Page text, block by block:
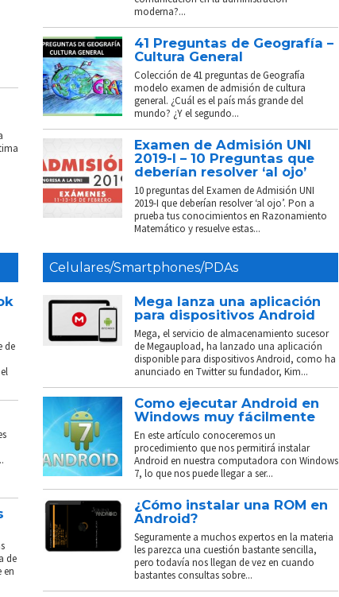
moderna?...
41 Preguntas de Geografía –
Cultura General
Colección de 41 preguntas de Geografía
modelo examen de admisión de cultura
general. ¿Cuál es el país más grande del
mundo? ¿Y el segundo...
Examen de Admisión UNI
2019-I – 10 Preguntas que
deberían resolver ‘al ojo’
10 preguntas del Examen de Admisión UNI
2019-I que deberían resolver ‘al ojo’. Pon a
prueba tus conocimientos en Razonamiento
Matemático y resuelve estas...
de
de
en
Celulares/Smartphones/PDAs
Mega lanza una aplicación
para dispositivos Android
Mega, el servicio de almacenamiento sucesor
de Megaupload, ha lanzado una aplicación
disponible para dispositivos Android, como ha
anunciado en Twitter su fundador, Kim...
Como ejecutar Android en
Windows muy fácilmente
En este artículo conoceremos un
procedimiento que nos permitirá instalar
Android en nuestra computadora con Windows
7, lo que nos puede llegar a ser...
¿Cómo instalar una ROM en
Android?
Seguramente a muchos expertos en la materia
les parezca una cuestión bastante sencilla,
pero todavía nos llegan de vez en cuando
bastantes consultas sobre...